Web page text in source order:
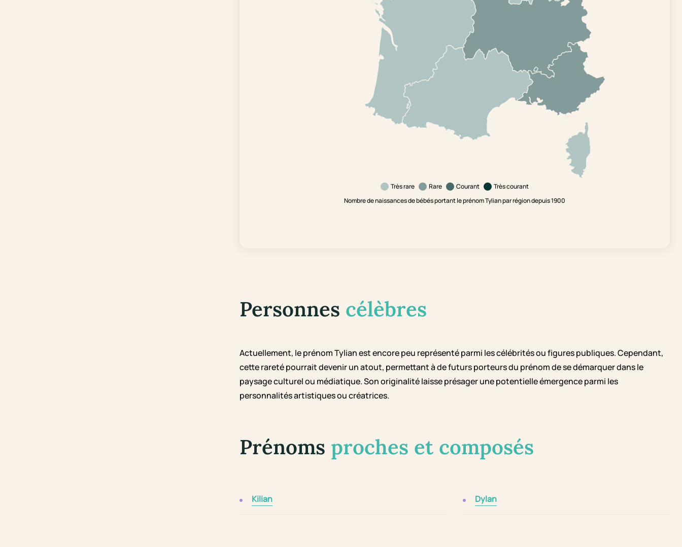
Très rare Rare Courant
Très courant
Nombre de naissances de bébés portant le prénom Tylian par région depuis 1900
Personnes célèbres
Actuellement, le prénom Tylian est encore peu représenté parmi les célébrités ou figures publiques. Cependant,
cette rareté pourrait devenir un atout, permettant à de futurs porteurs du prénom de se démarquer dans le
paysage culturel ou médiatique. Son originalité laisse présager une potentielle émergence parmi les
personnalités artistiques ou créatrices.
Prénoms proches et composés
Kilian Dylan